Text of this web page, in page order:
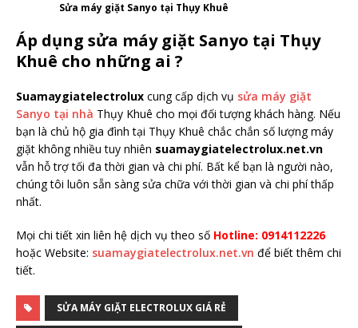
Sửa máy giặt Sanyo tại Thụy Khuê
Áp dụng sửa máy giặt Sanyo tại Thụy
Khuê cho những ai ?
Suamaygiatelectrolux cung cấp dịch vụ sửa máy giặt
Sanyo tại nhà Thụy Khuê cho mọi đối tượng khách hàng. Nếu
bạn là chủ hộ gia đình tại Thụy Khuê chắc chắn số lượng máy
giặt không nhiều tuy nhiên suamaygiatelectrolux.net.vn
vẫn hỗ trợ tối đa thời gian và chi phí. Bất kể bạn là người nào,
chúng tôi luôn sẵn sàng sửa chữa với thời gian và chi phí thấp
nhất.
Mọi chi tiết xin liên hệ dịch vụ theo số Hotline: 0914112226
hoặc Website: suamaygiatelectrolux.net.vn để biết thêm chi
tiết.
SỬA MÁY GIẶT ELECTROLUX GIÁ RẺ